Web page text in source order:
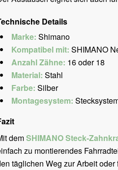
Details
Marke: Shimano
Kompatibel mit: SHIMANO
Anzahl Zähne: 16 oder 18
Material: Stahl
Farbe: Silber
Montagesystem:
demSHIMANO Steck-
zu montierendes
täglichen Weg zur Arbeit